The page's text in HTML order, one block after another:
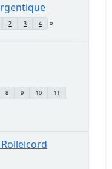
2 3 4
8 9 10
11